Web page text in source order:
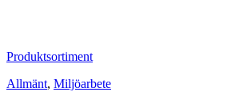
Produktsortiment
Allmänt, Miljöarbete